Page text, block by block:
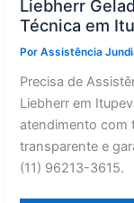
Liebherr
Técnica em
PorAssistência
Precisa de
Liebherr em
atendimento com
transparente e
(11) 96213-3615.